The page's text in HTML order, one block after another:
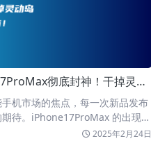
彻底封神！干掉灵动岛，真让人猝不及防！
机市场的焦点，每一次新品发布
待。iPhone17ProMax 的出现，
2025年2月24日